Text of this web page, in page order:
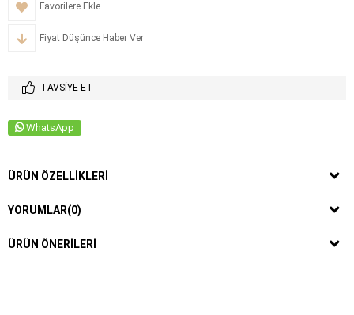
Favorilere Ekle
Fiyat Düşünce Haber Ver
TAVSIYE ET
WhatsApp
ÜRÜN ÖZELLIKLERI
YORUMLAR(0)
ÜRÜN ÖNERILERI